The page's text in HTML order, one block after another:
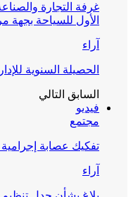
غرفة التجارة
الأول للسياحة
آراء
الحصيلة السنوية
السابق التالي
فيديو
مجتمع
تفكيك عصابة
آراء